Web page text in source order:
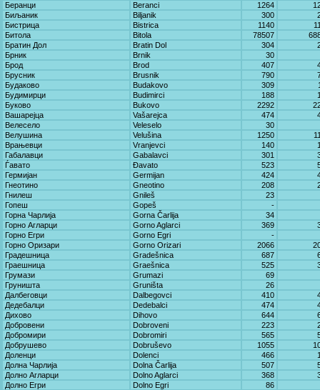
Беранци
Beranci 1264
Биљаник
Biljanik 300
Бистрица
Bistrica 1140
Битола
Bitola 78507
Братин Дол
Bratin Dol 304
Брник
Brnik
30
Брод
Brod 407
Брусник
Brusnik 790
Будаково
Budakovo 309
Будимирци
Budimirci 188
Буково
Bukovo 2292
Вашарејца
Vašarejca 474
Велесело
Veleselo
30
Велушина
Velušina 1250
Врањевци
Vranjevci 140
Габалавци
Gabalavci 301
Ѓавато
Đavato 523
Гермијан
Germijan 424
Гнеотино
Gneotino 208
Гнилеш
Gnileš
23
Гопеш
Gopeš
-
Горна Чарлија
Gorna Čarlija
34
Горно Агларци
Gorno Aglarci 369
Горно Егри
Gorno Egri
-
Горно Оризари
Gorno Orizari 2066
Градешница
Gradešnica 687
Граешница
Graešnica 525
Грумази
Grumazi
69
Груништа
Gruništa
26
Далбеговци
Dalbegovci 410
Дедебалци
Dedebalci 474
Дихово
Dihovo 644
Добровени
Dobroveni 223
Добромири
Dobromiri 565
Добрушево
Dobruševo 1055
Доленци
Dolenci 466
Долна Чарлија
Dolna Čarlija 507
Долно Агларци
Dolno Aglarci 368
Долно Егри
Dolno Egri
86